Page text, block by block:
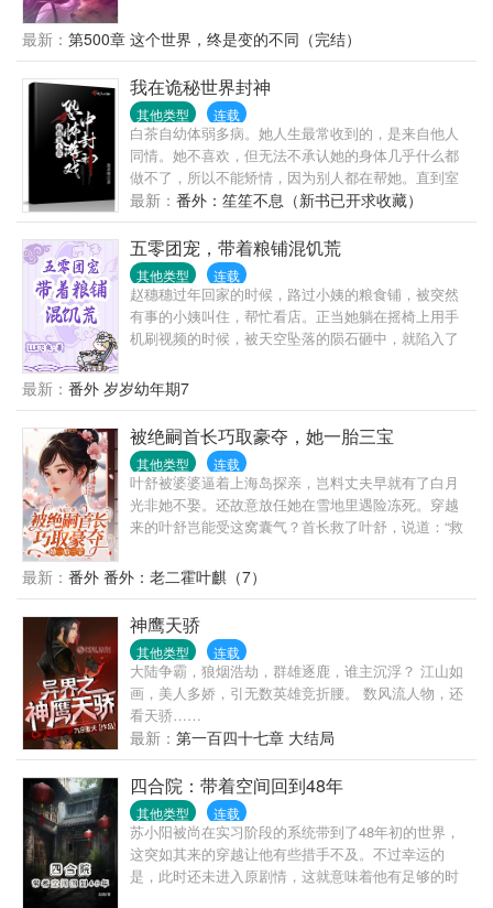
魔。也有人一直坚守自己的底线，与天斗，与地斗，
与人斗。蓝猫表示不慌，不慌，先囤一波物资！！再
抢一波武器！！再来一波零元购。其他人在艰难求生
的时候，她开着舒适的房车各地做起了生意！！其他
基地被变异动植物侵袭时，她在自己建造的安全堡垒
安稳度日！！前期为了空间升级一直疯狂囤物资，后
期会有基建。结识了一帮小伙伴，相互成就，相互救
赎。
最新： 第500章 这个世界，终是变的不同（完结）
我在诡秘世界封神
其他类型 连载
白茶自幼体弱多病。她人生最常收到的，是来自他人
同情。她不喜欢，但无法不承认她的身体几乎什么都
做不了，所以不能矫情，因为别人都在帮她。直到室
友的快递将她送进了一场无限恐怖游戏。【正在检测
初始人物特征，...
最新： 番外：笙笙不息（新书已开求收藏）
五零团宠，带着粮铺混饥荒
其他类型 连载
赵穗穗过年回家的时候，路过小姨的粮食铺，被突然
有事的小姨叫住，帮忙看店。正当她躺在摇椅上用手
机刷视频的时候，被天空坠落的陨石砸中，就陷入了
而且自己好像被一双脚给踩着头，她双脚一瞪，把那
双脚给顶开，终于能呼吸到氧气了，眼睛一闭，累昏
过去。再次醒来，自己变成了一个3岁的小萝卜头，还
处于1956年，想到3年的饥荒，不禁瑟瑟发抖，幸好小
姨的粮铺跟着一起过来了。
最新： 番外 岁岁幼年期7
被绝嗣首长巧取豪夺，她一胎三宝
其他类型 连载
叶舒被婆婆逼着上海岛探亲，岂料丈夫早就有了白月
光非她不娶。还故意放任她在雪地里遇险冻死。穿越
来的叶舒岂能受这窝囊气？首长救了叶舒，说道：“救
美滋滋，好的好的，马上许！后来，海岛上流传出一
个谣言，说霍首长绝嗣！大家看叶舒的目光都很同
情，所有人都和她说：“叶同志，你要看开点。”“没有
孩子反而好，没有拖累，自在！”很快就有拐了不知道
几道弯的七大姑八大姨来信探口风：“我家的孩子聪明
伶俐，过继我家的吧！”叶舒：“？？”她十分不解，摸
着肚子问男人：“大家为什么都说你绝嗣？”可分明她现
在已经怀上了啊！
最新： 番外 番外：老二霍叶麒（7）
神鹰天骄
其他类型 连载
大陆争霸，狼烟浩劫，群雄逐鹿，谁主沉浮？ 江山如
画，美人多娇，引无数英雄竞折腰。 数风流人物，还
看天骄……
最新： 第一百四十七章 大结局
四合院：带着空间回到48年
其他类型 连载
苏小阳被尚在实习阶段的系统带到了48年初的世界，
这突如其来的穿越让他有些措手不及。不过幸运的
是，此时还未进入原剧情，这就意味着他有足够的时